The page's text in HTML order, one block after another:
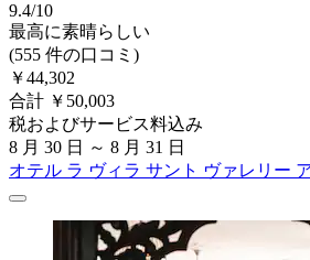
9.4/10
最高に素晴らしい
(555 件の口コミ)
￥44,302
合計 ￥50,003
税およびサービス料込み
8 月 30 日 ～ 8 月 31 日
オテル ラ ヴィラ サント ヴァレリー